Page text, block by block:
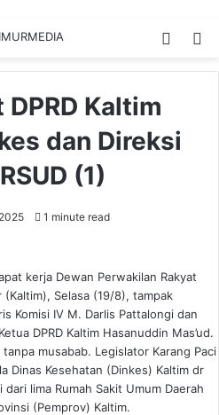
Switch
DPRD Kaltim
dan Direksi
(1)
1 minute read
kerja Dewan Perwakilan Rakyat
(Kaltim), Selasa (19/8), tampak
Komisi IV M. Darlis Pattalongi dan
DPRD Kaltim Hasanuddin Mas’ud.
musabab. Legislator Karang Paci
Dinas Kesehatan (Dinkes) Kaltim dr
lima Rumah Sakit Umum Daerah
(Pemprov) Kaltim.